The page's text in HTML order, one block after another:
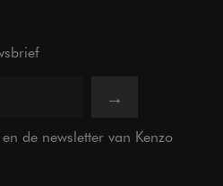
→
de newsletter van Kenzo